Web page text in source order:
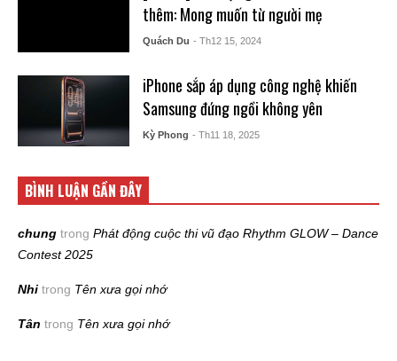
thêm: Mong muốn từ người mẹ
Quách Du - Th12 15, 2024
iPhone sắp áp dụng công nghệ khiến
Samsung đứng ngồi không yên
Kỳ Phong - Th11 18, 2025
BÌNH LUẬN GẦN ĐÂY
chung trong Phát động cuộc thi vũ đạo Rhythm GLOW – Dance
Contest 2025
Nhi trong Tên xưa gọi nhớ
Tân trong Tên xưa gọi nhớ